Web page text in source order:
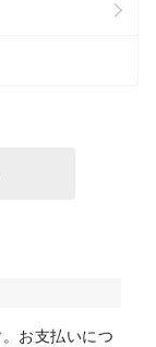
お支払いにつ